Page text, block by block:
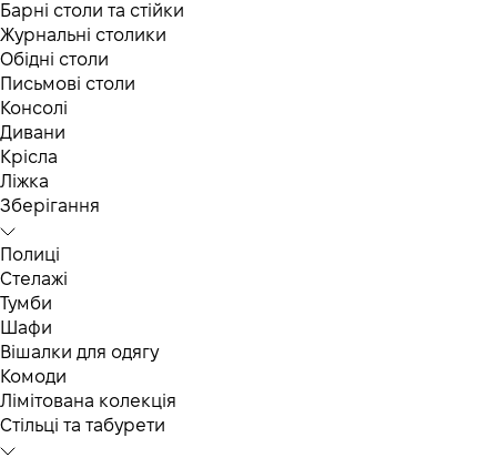
Барні столи та стійки
Журнальні столики
Обідні столи
Письмові столи
Консолі
Дивани
Крісла
Ліжка
Зберігання
Полиці
Стелажі
Тумби
Шафи
Вішалки для одягу
Комоди
Лімітована колекція
Стільці та табурети